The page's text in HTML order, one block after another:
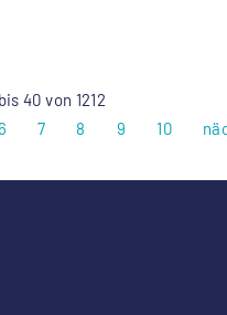
40 von 1212
6 7 8 9 10